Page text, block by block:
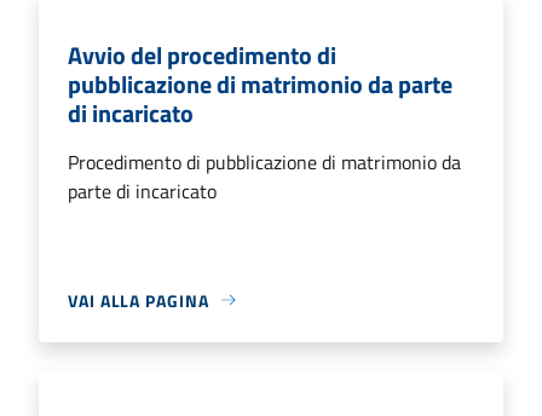
Avvio del procedimento di
pubblicazione di matrimonio da parte
di incaricato
Procedimento di pubblicazione di matrimonio da
parte di incaricato
VAI ALLA PAGINA